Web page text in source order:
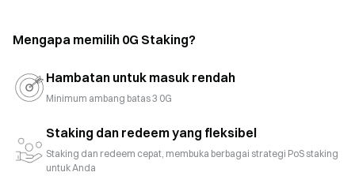
Mengapa memilih 0G Staking?
Hambatan untuk masuk rendah
Minimum ambang batas 3 0G
Staking dan redeem yang fleksibel
Staking dan redeem cepat, membuka berbagai strategi PoS staking
untuk Anda